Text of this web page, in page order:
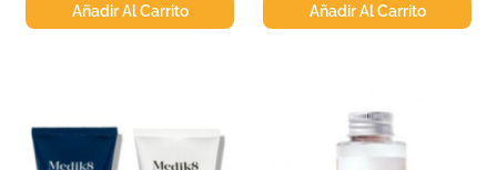
Añadir Al Carrito Añadir Al Carrito